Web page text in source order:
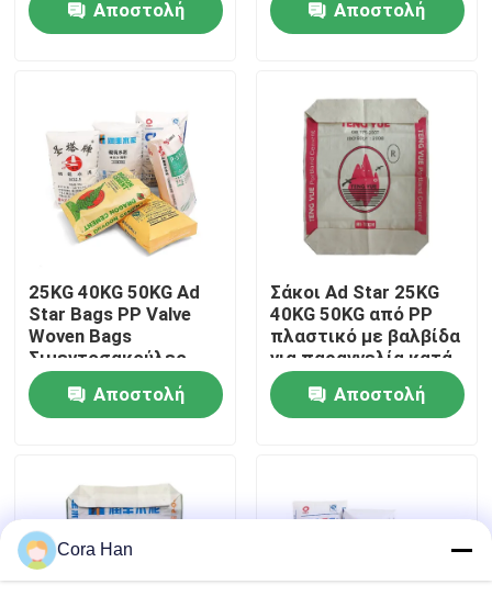
Προϊόντα
Γύρος εργοστασίων
Ποιοτικός έλεγχος
Μας ελάτε σε επαφή με
Ειδήσεις
Συσκευάζοντας τσάντες τσιμέντου
Τσάντες τσιμέντου PP
ΜειγμάτωνΑποστολή
Μειγμάτων
Κατασκευή Κίνας
Αποστολή
25KG 40KG 50KG Ad
Star Bags PP Valve
Woven Bags
Σιμεντοσακούλες
Σιμεντοσακούλες για
τη Χημική Βιομηχανία
Αποστολή
Σάκοι Ad Star 25KG
40KG 50KG από PP
πλαστικό με βαλβίδα
για παραγγελία κατά
παραγγελία και
σφράγιση με λαβή
θερμοσυγκόλλησης
Αποστολή
Cora Han